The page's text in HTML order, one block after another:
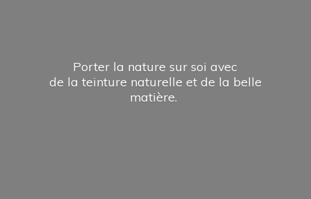
Porter la nature sur soi avec
de la teinture naturelle et de la belle
matière.